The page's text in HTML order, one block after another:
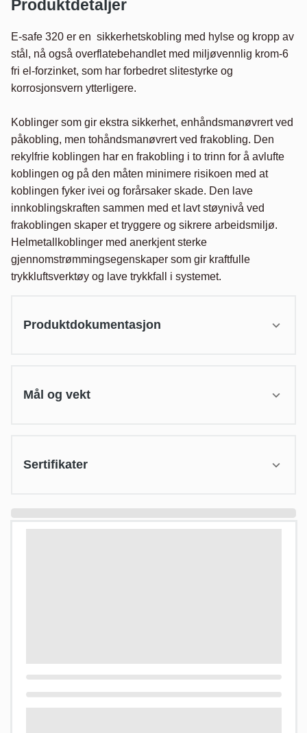
Produktdetaljer
E-safe 320 er en  sikkerhetskobling med hylse og kropp av
stål, nå også overflatebehandlet med miljøvennlig krom-6
fri el-forzinket, som har forbedret slitestyrke og
korrosjonsvern ytterligere.
Koblinger som gir ekstra sikkerhet, enhåndsmanøvrert ved
påkobling, men tohåndsmanøvrert ved frakobling. Den
rekylfrie koblingen har en frakobling i to trinn for å avlufte
koblingen og på den måten minimere risikoen med at
koblingen fyker ivei og forårsaker skade. Den lave
innkoblingskraften sammen med et lavt støynivå ved
frakoblingen skaper et tryggere og sikrere arbeidsmiljø.
Helmetallkoblinger med anerkjent sterke
gjennomstrømmingsegenskaper som gir kraftfulle
trykkluftsverktøy og lave trykkfall i systemet.
Produktdokumentasjon
Mål og vekt
Sertifikater